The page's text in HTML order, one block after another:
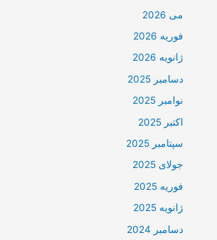
می 2026
فوریه 2026
ژانویه 2026
دسامبر 2025
نوامبر 2025
اکتبر 2025
سپتامبر 2025
جولای 2025
فوریه 2025
ژانویه 2025
دسامبر 2024